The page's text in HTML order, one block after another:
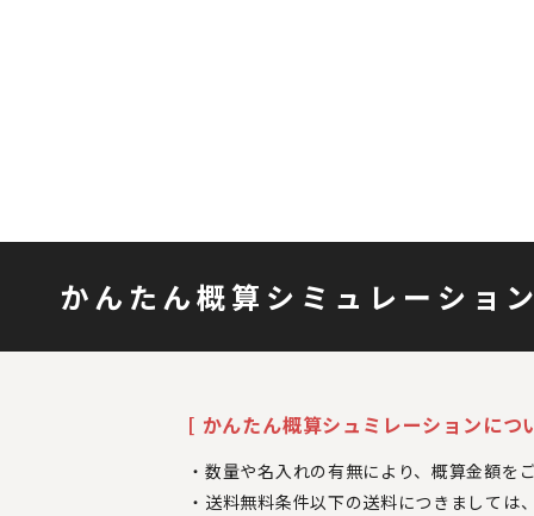
かんたん概算シミュレーショ
[ かんたん概算シュミレーションにつ
数量や名入れの有無により、概算金額を
送料無料条件以下の送料につきましては